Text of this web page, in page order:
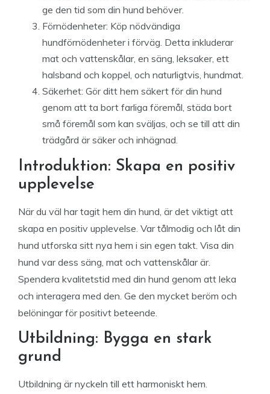
ge den tid som din hund behöver.
Förnödenheter: Köp nödvändiga
hundförnödenheter i förväg. Detta inkluderar
mat och vattenskålar, en säng, leksaker, ett
halsband och koppel, och naturligtvis, hundmat.
Säkerhet: Gör ditt hem säkert för din hund
genom att ta bort farliga föremål, städa bort
små föremål som kan sväljas, och se till att din
trädgård är säker och inhägnad.
Introduktion: Skapa en positiv
upplevelse
När du väl har tagit hem din hund, är det viktigt att
skapa en positiv upplevelse. Var tålmodig och låt din
hund utforska sitt nya hem i sin egen takt. Visa din
hund var dess säng, mat och vattenskålar är.
Spendera kvalitetstid med din hund genom att leka
och interagera med den. Ge den mycket beröm och
belöningar för positivt beteende.
Utbildning: Bygga en stark
grund
Utbildning är nyckeln till ett harmoniskt hem.